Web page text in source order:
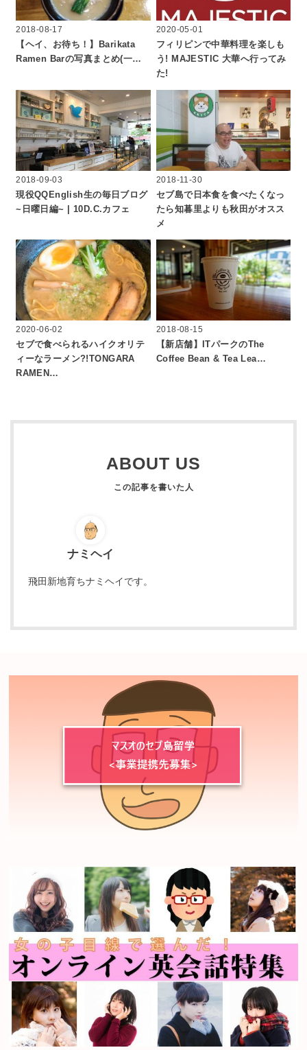
2018-08-17
【ヘイ、お待ち！】Barikata
Ramen Barの写真まとめ(一…
2020-05-01
フィリピンで中華料理を楽しも
う! MAJESTIC 大華へ行ってみ
た!
2018-09-03
現役QQEnglish生の毎日ブログ
~日曜日編~ | 10D.C.カフェ
2018-11-30
セブ島で日本食を食べたくなっ
たら知暮里よりも秋田がオスス
メ
2020-06-02
セブで食べられるハイクオリテ
ィーなラーメン?!TONGARA
RAMEN…
2018-08-15
【新店舗】ITパークのThe
Coffee Bean & Tea Lea…
ABOUT US
ナミヘイ
飛田新地育ちナミヘイです。